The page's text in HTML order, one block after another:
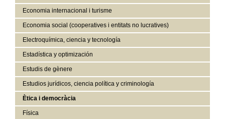
Economia internacional i turisme
Economia social (cooperatives i entitats no lucratives)
Electroquímica, ciencia y tecnología
Estadística y optimización
Estudis de gènere
Estudios jurídicos, ciencia política y criminología
Ètica i democràcia
Física